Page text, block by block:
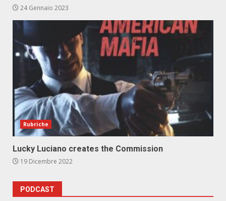
24 Gennaio 2023
Rubriche
Lucky Luciano creates the Commission
19 Dicembre 2022
PODCAST